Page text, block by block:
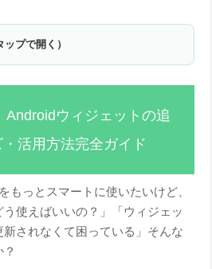
プで開く）
Androidウィジェットの追
活用方法完全ガイド
もっとスマートに使いたいけど、
使えばいいの？」「ウィジェッ
新されなくて困っている」そんな